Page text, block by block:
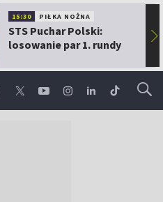
15:30 PIŁKA NOŻNA
STS Puchar Polski:
losowanie par 1. rundy
▶